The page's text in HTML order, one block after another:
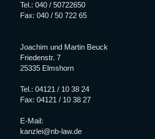
Tel.: 040 / 50722650
Fax: 040 / 50 722 65
Joachim und Martin Beuck
Friedenstr. 7
25335 Elmshorn
Tel.: 04121 / 10 38 24
Fax: 04121 / 10 38 27
E-Mail:
kanzlei@nb-law.de